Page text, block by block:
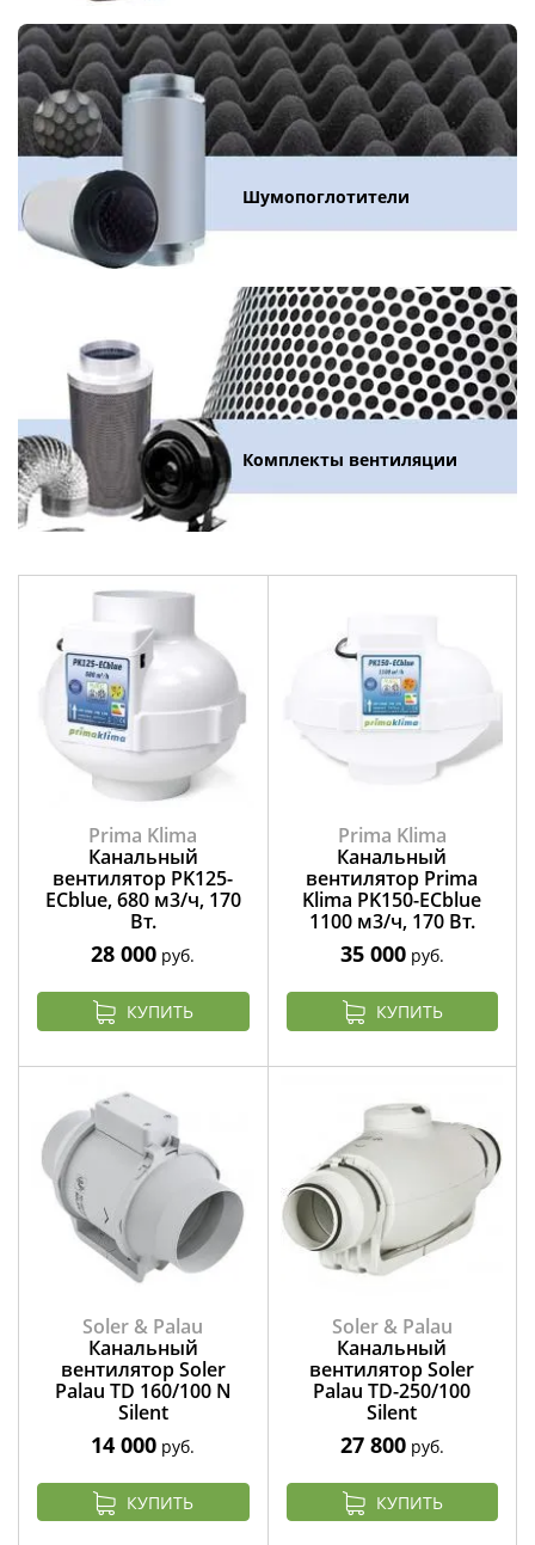
Шумопоглотители
Комплекты вентиляции
Prima Klima
Канальный
вентилятор PK125-
ECblue, 680 м3/ч, 170
Вт.
28 000 руб.
КУПИТЬ
Prima Klima
Канальный
вентилятор Prima
Klima PK150-ECblue
1100 м3/ч, 170 Вт.
35 000руб.
КУПИТЬ
Soler & Palau
Канальный
вентилятор Soler
Palau TD 160/100 N
Silent
14 000 руб.
КУПИТЬ
Soler & Palau
Канальный
вентилятор Soler
Palau TD-250/100
Silent
27 800руб.
КУПИТЬ